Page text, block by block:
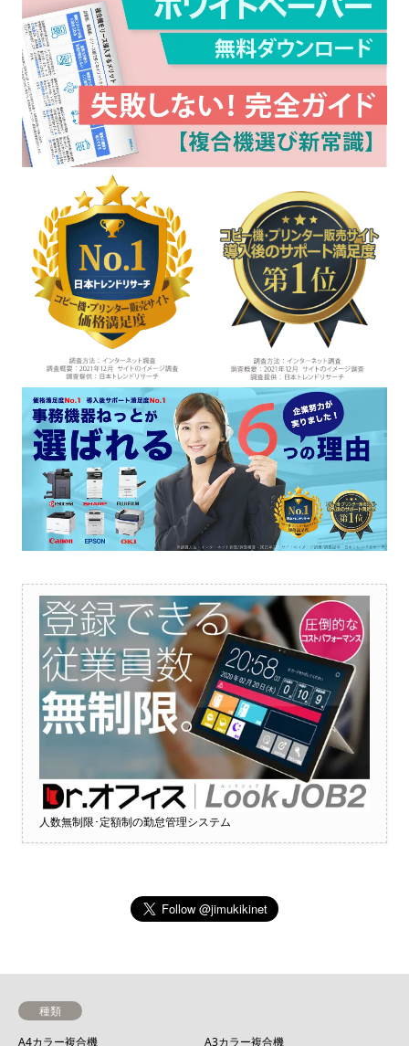
人数無制限･定額制の勤怠管理システム
種類
A4カラー複合機
A3カラー複合機